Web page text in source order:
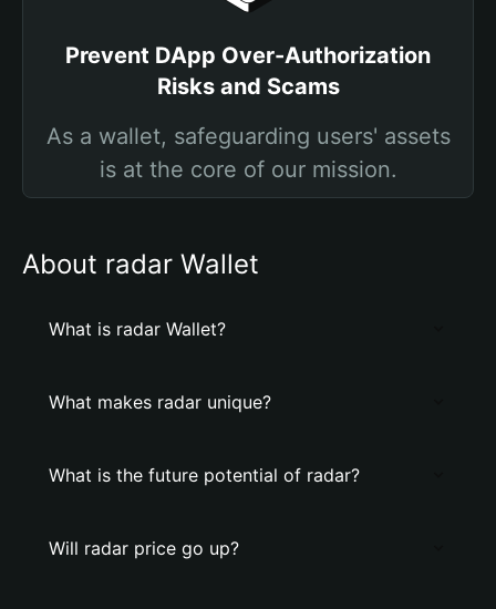
Prevent DApp Over-Authorization
Risks and Scams
As a wallet, safeguarding users' assets
is at the core of our mission.
About radar Wallet
What is radar Wallet?
What makes radar unique?
What is the future potential of radar?
Will radar price go up?